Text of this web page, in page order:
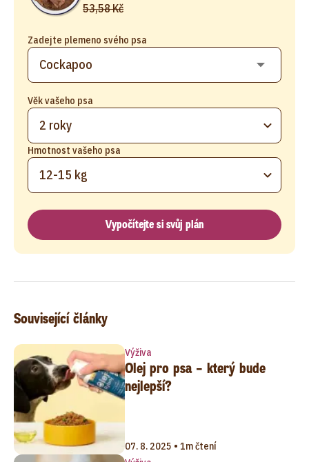
Zadejte plemeno svého psa
Věk vašeho psa
2 roky
Hmotnost vašeho psa
12-15 kg
53,58 Kč
Vypočítejte si svůj plán
Související články
Výživa
Olej pro psa – který bude
nejlepší?
07. 8. 2025 • 1m čtení